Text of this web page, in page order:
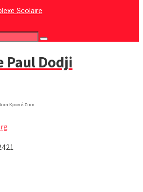
Scolaire
Paul Dodji
Kpové-Zion